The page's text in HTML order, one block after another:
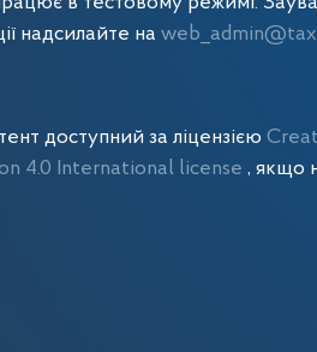
надсилайте на
доступний за ліцензією
4.0 International license, якщо